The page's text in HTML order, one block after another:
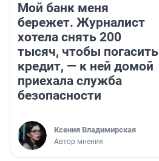
Мой банк меня
бережет. Журналист
хотела снять 200
тысяч, чтобы погасить
кредит, — к ней домой
приехала служба
безопасности
Ксения Владимирская
Автор мнения